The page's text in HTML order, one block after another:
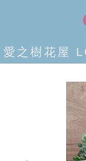
愛之樹花屋